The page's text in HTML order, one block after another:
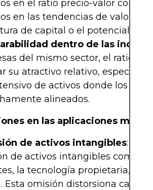
en el ratio precio-valor
en las tendencias de
de capital o el potencial de
dentro de las
del mismo sector, el ratio
su atractivo relativo,
de activos donde los
alineados.
en las aplicaciones
de activos intangibles:
de activos intangibles como el
la tecnología propietaria, el
Esta omisión distorsiona cada